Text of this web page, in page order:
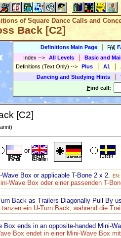
of Square Dance Calls and
Back [C2]
Definitions Main Page
Index --> All Levels Basic and
Definitions (Text Only) --> Plus A1
Dancing and Studying Hints
Find call:
[C2]
or
Wave Box or applicable T-Bone 2 x 2.
Wave Box oder einer passenden T-
Back as Trailers Diagonally Pull By
tanzen ein U-Turn Back, während die
Box ends in an opposite-handed Mini-
Box endet in einer Mini-Wave Box